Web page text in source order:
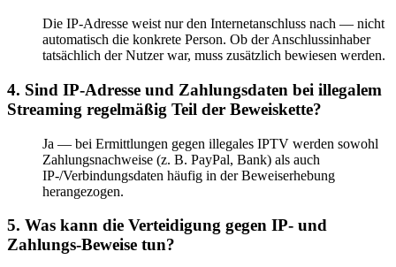
Die IP-Adresse weist nur den Internetanschluss nach — nicht
automatisch die konkrete Person. Ob der Anschlussinhaber
tatsächlich der Nutzer war, muss zusätzlich bewiesen werden.
4. Sind IP-Adresse und Zahlungsdaten bei illegalem
Streaming regelmäßig Teil der Beweiskette?
Ja — bei Ermittlungen gegen illegales IPTV werden sowohl
Zahlungsnachweise (z. B. PayPal, Bank) als auch
IP-/Verbindungsdaten häufig in der Beweiserhebung
herangezogen.
5. Was kann die Verteidigung gegen IP- und
Zahlungs-Beweise tun?